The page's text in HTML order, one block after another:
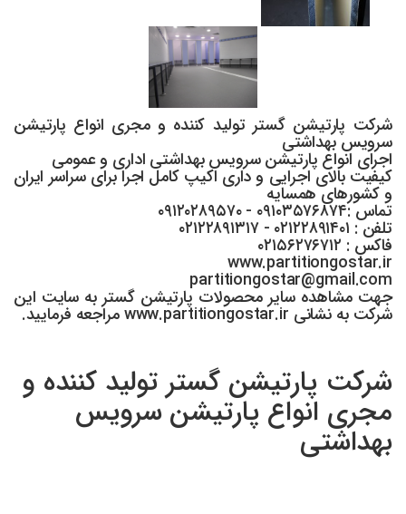
شرکت پارتیشن گستر تولید کننده و مجری انواع پارتیشن
سرویس بهداشتی
اجرای انواع پارتیشن سرویس بهداشتی اداری و عمومی
کیفیت بالای اجرایی و داری اکیپ کامل اجرا برای سراسر ایران
و کشورهای همسایه
تماس :۰۹۱۰۳۵۷۶۸۷۴ - ۰۹۱۲۰۲۸۹۵۷۰
تلفن : ۰۲۱۲۲۸۹۱۴۰۱ - ۰۲۱۲۲۸۹۱۳۱۷
فاکس : ۰۲۱۵۶۲۷۶۷۱۲
www.partitiongostar.ir
partitiongostar@gmail.com
جهت مشاهده سایر محصولات پارتیشن گستر به سایت این
شرکت به نشانی www.partitiongostar.ir مراجعه فرمایید.
شرکت پارتیشن گستر تولید کننده و
مجری انواع پارتیشن سرویس
بهداشتی